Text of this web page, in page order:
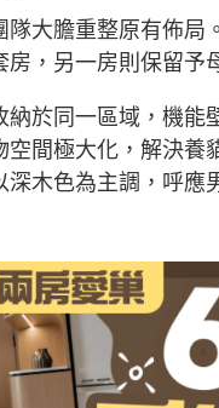
大膽重整原有佈
，另一房則保留予
於同一區域，機
間極大化，解決
木色為主調，呼應